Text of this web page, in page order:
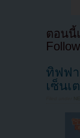
ตอนนี้
ทิฟฟา
เซ็นเ